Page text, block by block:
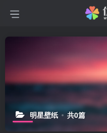
明星壁纸 共0篇